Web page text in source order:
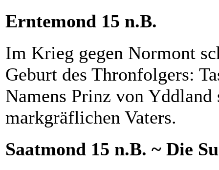
Erntemond 15 n.B.
Im Krieg gegen Normont
Geburt des Thronfolgers:
Namens Prinz von
markgräflichen Vaters.
Saatmond 15 n.B. ~ Die